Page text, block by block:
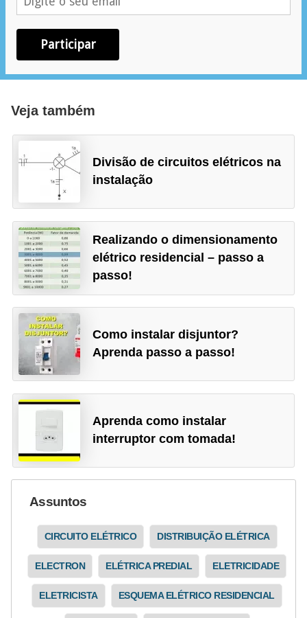
Participar
Veja também
Divisão de circuitos elétricos na
instalação
Realizando o dimensionamento
elétrico residencial – passo a
passo!
Como instalar disjuntor?
Aprenda passo a passo!
Aprenda como instalar
interruptor com tomada!
Assuntos
CIRCUITO ELÉTRICO DISTRIBUIÇÃO ELÉTRICA
ELECTRON ELÉTRICA PREDIAL ELETRICIDADE
ELETRICISTA ESQUEMA ELÉTRICO RESIDENCIAL
i
c
d
e